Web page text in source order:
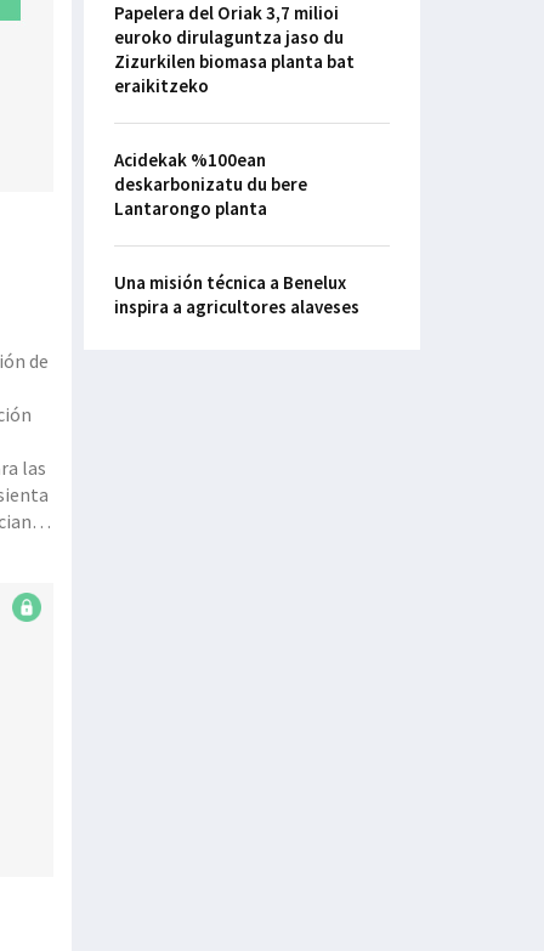
de
las
Papelera del Oriak 3,7 milioi
euroko dirulaguntza jaso du
Zizurkilen biomasa planta bat
eraikitzeko
Acidekak %100ean
deskarbonizatu du bere
Lantarongo planta
Una misión técnica a Benelux
inspira a agricultores alaveses